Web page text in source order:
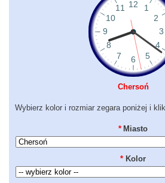
Chersoń
Wybierz kolor i rozmiar zegara poniżej i
* Miasto
* Kolor